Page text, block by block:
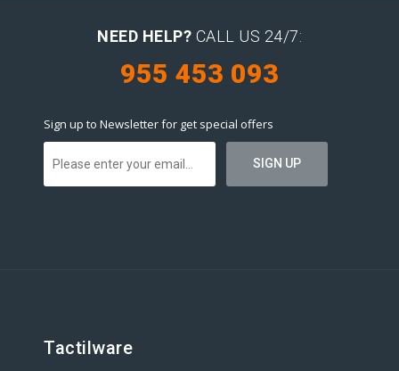
NEED HELP? CALL US 24/7:
955 453 093
Sign up to Newsletter for get special offers
Tactilware